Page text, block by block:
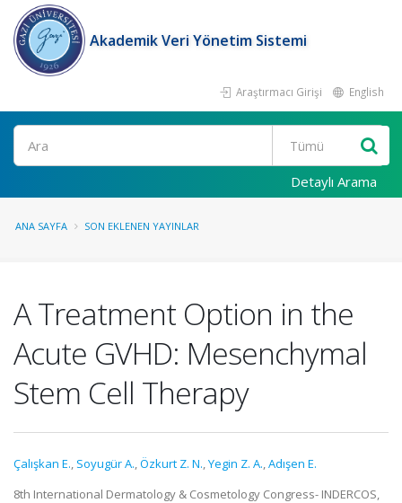
Akademik Veri Yönetim Sistemi
Araştırmacı Girişi English
Ara
Detaylı Arama
ANA SAYFA SON EKLENEN YAYINLAR
A Treatment Option in the
Acute GVHD: Mesenchymal
Stem Cell Therapy
Çalışkan E., Soyugür A.,Özkurt Z. N.,Yegin Z. A.,Adışen E.
8th International Dermatology & Cosmetology Congress- INDERCOS,